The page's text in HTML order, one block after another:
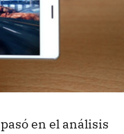
en el análisis